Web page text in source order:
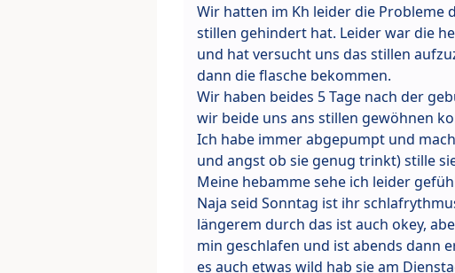
Wir hatten im Kh leider die Probleme
stillen gehindert hat. Leider war die
und hat versucht uns das stillen
dann die flasche bekommen.
Wir haben beides 5 Tage nach der
wir beide uns ans stillen gewöhnen
Ich habe immer abgepumpt und
und angst ob sie genug trinkt) stille
Meine hebamme sehe ich leider
Naja seid Sonntag ist ihr
längerem durch das ist auch okey,
min geschlafen und ist abends dann
es auch etwas wild hab sie am